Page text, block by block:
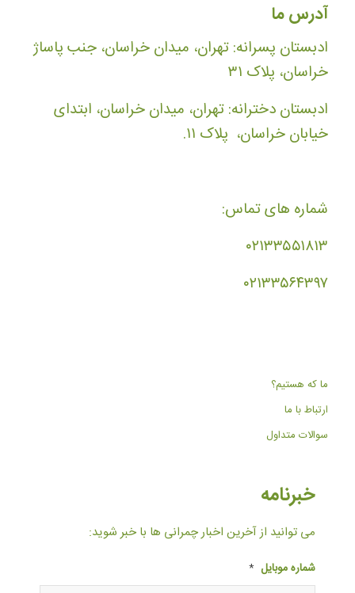
آدرس ما
ادبستان پسرانه: تهران، میدان خراسان، جنب پاساژ
خراسان، پلاک ۳۱
ادبستان دخترانه: تهران، میدان خراسان، ابتدای
خیابان خراسان، پلاک ۱۱.
شماره های تماس:
۰۲۱۳۳۵۵۱۸۱۳
۰۲۱۳۳۵۶۴۳۹۷
ما که هستیم؟
ارتباط با ما
سوالات متداول
خبرنامه
می توانید از آخرین اخبار چمرانی ها با خبر شوید:
شماره موبایل *